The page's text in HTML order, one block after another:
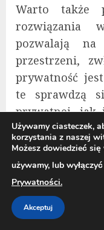
Warto także
rozwiązania
pozwalają na
przestrzeni,
prywatność
te sprawdzą
prywatnej, jak
publicznej,
placówki
wspólne w
sztachetowy,
cechy są dla
estetyka,
Używamy ciasteczek,
korzystania z naszej
Możesz dowiedzieć
używamy, lub
Prywatności.
Akceptuj